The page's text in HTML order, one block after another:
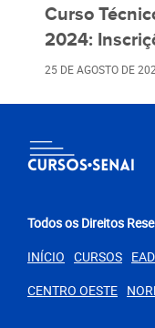
PARA
Curso
2024:
25 DE AGOSTO DE
Todos os Direitos
INÍCIO CURSOS EAD
CENTRO OESTE